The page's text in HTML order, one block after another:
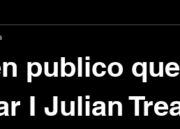
publico
I Julian